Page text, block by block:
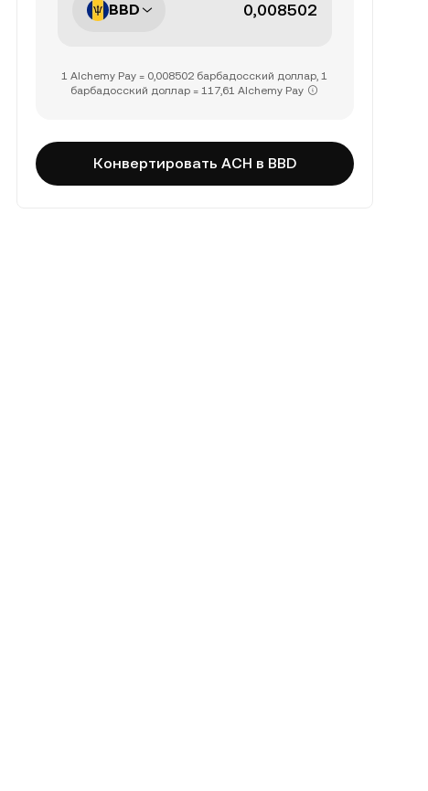
BBD
1 Alchemy Pay = 0,008502 барбадосский доллар, 1
барбадосский доллар = 117,61 Alchemy Pay
Конвертировать ACH в BBD